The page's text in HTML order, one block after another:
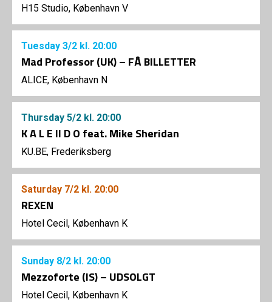
H15 Studio, København V
Tuesday 3/2 kl. 20:00
Mad Professor (UK) – FÅ BILLETTER
ALICE, København N
Thursday 5/2 kl. 20:00
K A L E II D O feat. Mike Sheridan
KU.BE, Frederiksberg
Saturday 7/2 kl. 20:00
REXEN
Hotel Cecil, København K
Sunday 8/2 kl. 20:00
Mezzoforte (IS) – UDSOLGT
Hotel Cecil, København K